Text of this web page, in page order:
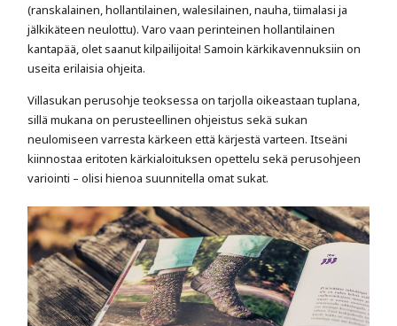
(ranskalainen, hollantilainen, walesilainen, nauha, tiimalasi ja
jälkikäteen neulottu). Varo vaan perinteinen hollantilainen
kantapää, olet saanut kilpailijoita! Samoin kärkikavennuksiin on
useita erilaisia ohjeita.
Villasukan perusohje teoksessa on tarjolla oikeastaan tuplana,
sillä mukana on perusteellinen ohjeistus sekä sukan
neulomiseen varresta kärkeen että kärjestä varteen. Itseäni
kiinnostaa eritoten kärkialoituksen opettelu sekä perusohjeen
variointi – olisi hienoa suunnitella omat sukat.